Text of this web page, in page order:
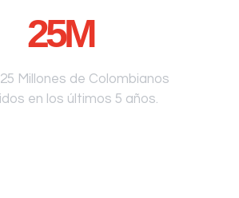
25M
Millones de Colombianos
en los últimos 5 años.